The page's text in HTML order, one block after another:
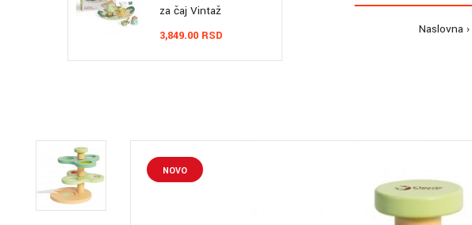
za čaj Vintaž
3,849.00 RSD Naslovna
NOVO